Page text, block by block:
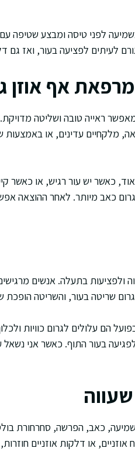
לפני טיסה ומבצע שטיפה
לעיתים לפציעה בעור, ואז גם
אף אוזן
ראייה טובה ושליטה
מלקחיים עדינים, או
כאשר יש עור רגיש, או כאשר
כאב מיותר. לאחר ההוצאה
ולפציעות בתעלה. אנשים
שריטה בעור, והשריטה הופכת
הם עלולים לגרום כוויות
בעור התוף. כאשר אני
כאב, הפרשה, סחרחורת
או דלקות אוזניים חוזרות,